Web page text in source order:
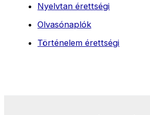
Nyelvtan érettségi
Olvasónaplók
Történelem érettségi